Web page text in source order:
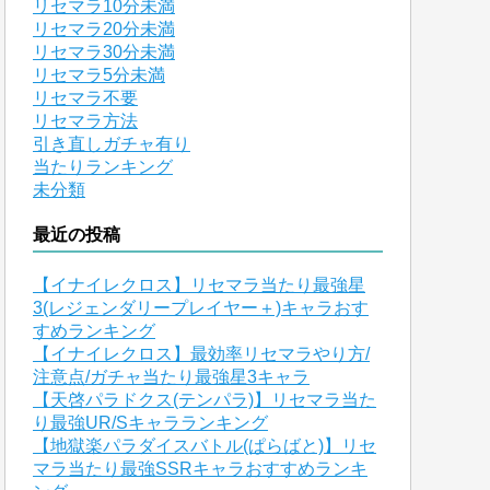
リセマラ10分未満
リセマラ20分未満
リセマラ30分未満
リセマラ5分未満
リセマラ不要
リセマラ方法
引き直しガチャ有り
当たりランキング
未分類
最近の投稿
【イナイレクロス】リセマラ当たり最強星
3(レジェンダリープレイヤー＋)キャラおす
すめランキング
【イナイレクロス】最効率リセマラやり方/
注意点/ガチャ当たり最強星3キャラ
【天啓パラドクス(テンパラ)】リセマラ当た
り最強UR/Sキャラランキング
【地獄楽パラダイスバトル(ぱらばと)】リセ
マラ当たり最強SSRキャラおすすめランキ